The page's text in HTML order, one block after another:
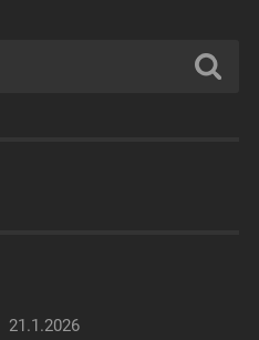
21.1.2026